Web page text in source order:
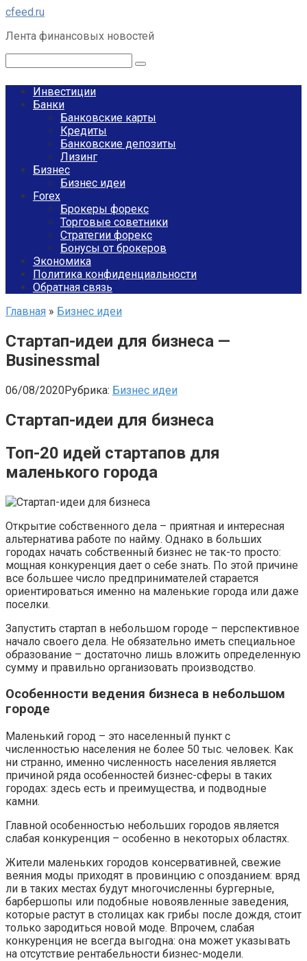
Перейти
контенту
cfeed.ru
Лента финансовых новостей
Инвестиции
Банки
Банковские карты
Кредиты
Банковские депозиты
Лизинг
Бизнес
Бизнес идеи
Forex
Брокеры форекс
Торговые советники
Стратегии форекс
Бонусы от брокеров
Экономика
Политика конфиденциальности
Обратная связь
Главная » Бизнес идеи
Стартап-идеи для бизнеса —
Businessmal
06/08/2020Рубрика: Бизнес идеи
Стартап-идеи для бизнеса
Топ-20 идей стартапов для
маленького города
Открытие собственного дела – приятная и интересная
альтернатива работе по найму. Однако в больших
городах начать собственный бизнес не так-то просто:
мощная конкуренция дает о себе знать. По этой причине
все большее число предпринимателей старается
ориентироваться именно на маленькие города или даже
поселки.
Запустить стартап в небольшом городе – перспективное
начало своего дела. Не обязательно иметь специальное
образование – достаточно лишь вложить определенную
сумму и правильно организовать производство.
Особенности ведения бизнеса в небольшом
городе
Маленький город – это населенный пункт с
численностью населения не более 50 тыс. человек. Как
ни странно, именно численность населения является
причиной ряда особенностей бизнес-сферы в таких
городах: здесь есть и преимущества, и подводные
камни.
Главной особенностью небольших городов является
слабая конкуренция – особенно в некоторых областях.
Жители маленьких городов консервативней, свежие
веяния моды приходят в провинцию с опозданием: вряд
ли в таких местах будут многочисленны бургерные,
барбершопы или подобные новоявленные заведения,
которые растут в столицах как грибы после дождя, стоит
только зародиться новой моде. Впрочем, слабая
конкуренция не всегда выгодна: она может указывать
на отсутствие рентабельности бизнес-модели.